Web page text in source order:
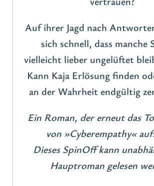
Auf ihrer Jagd nach
sich schnell, dass manche
vielleicht lieber ungelüftet
Kann Kaja Erlösung finden
an der Wahrheit endgültig
Ein Roman, der erneut das
von »Cyberempathy«
Dieses SpinOff kann
Hauptroman gelesen